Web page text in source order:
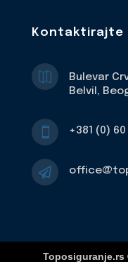
Kontaktirajte
Bulevar
Belvil,
+381 (0)

Toposiguranje.rs